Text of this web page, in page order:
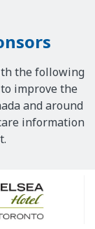
the following
improve the
and around
information